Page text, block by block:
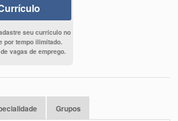
seu currículo no
por tempo ilimitado.
vagas de emprego.
Grupos